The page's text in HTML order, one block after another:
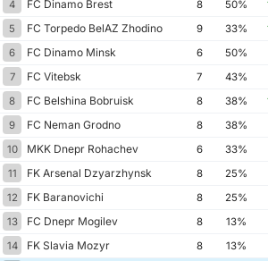
4
FC Dinamo Brest 8 50%
5
FC Torpedo BelAZ Zhodino 9 33%
6
FC Dinamo Minsk 6 50%
7
FC Vitebsk 7 43%
8
FC Belshina Bobruisk 8 38%
9
FC Neman Grodno 8 38%
10
MKK Dnepr Rohachev 6 33%
11
FK Arsenal Dzyarzhynsk 8 25%
12
FK Baranovichi 8 25%
13
FC Dnepr Mogilev 8 13%
14
FK Slavia Mozyr 8 13%